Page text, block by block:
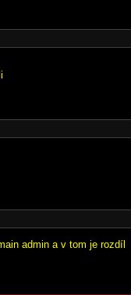
admin a v tom je rozdíl